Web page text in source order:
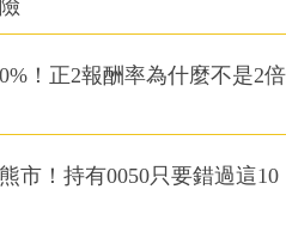
！正2報酬率為什麼不是2倍
市！持有0050只要錯過這10